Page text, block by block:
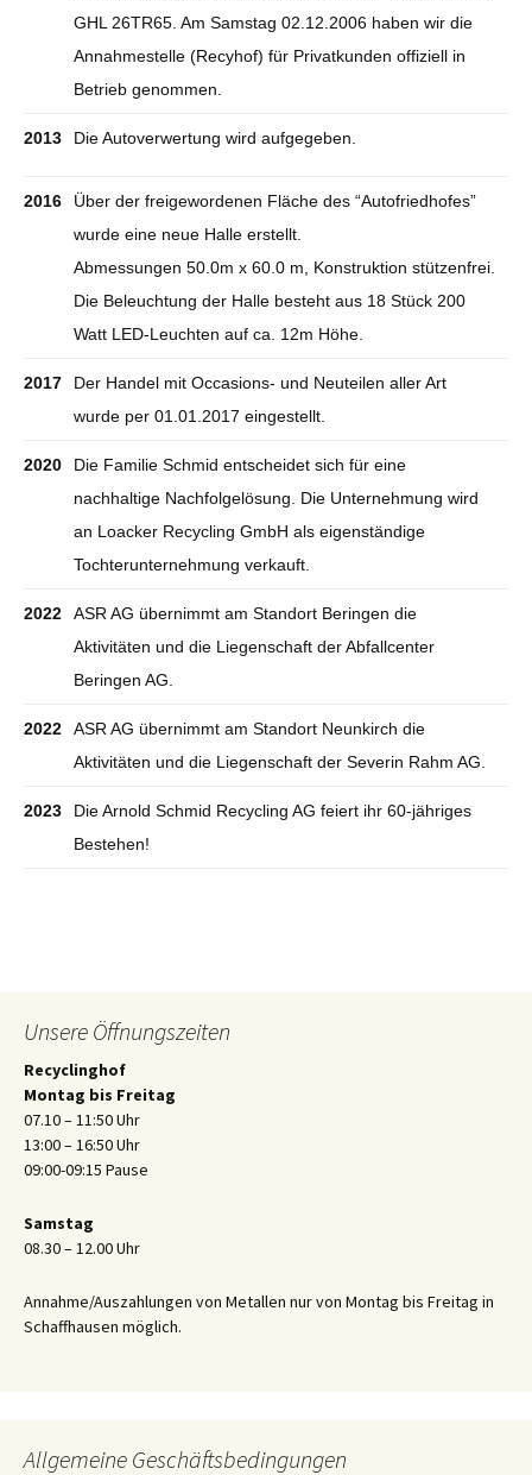
GHL 26TR65. Am Samstag 02.12.2006 haben wir die
Annahmestelle (Recyhof) für Privatkunden offiziell in
Betrieb genommen.
2013 Die Autoverwertung wird aufgegeben.
2016
Über der freigewordenen Fläche des “Autofriedhofes”
wurde eine neue Halle erstellt.
Abmessungen 50.0m x 60.0 m, Konstruktion stützenfrei.
Die Beleuchtung der Halle besteht aus 18 Stück 200
Watt LED-Leuchten auf ca. 12m Höhe.
2017
Der Handel mit Occasions- und Neuteilen aller Art
wurde per 01.01.2017 eingestellt.
2020
Die Familie Schmid entscheidet sich für eine
nachhaltige Nachfolgelösung. Die Unternehmung wird
an Loacker Recycling GmbH als eigenständige
Tochterunternehmung verkauft.
2022
ASR AG übernimmt am Standort Beringen die
Aktivitäten und die Liegenschaft der Abfallcenter
Beringen AG.
2022
ASR AG übernimmt am Standort Neunkirch die
Aktivitäten und die Liegenschaft der Severin Rahm AG.
2023
Die Arnold Schmid Recycling AG feiert ihr 60-jähriges
Bestehen!
Unsere Öffnungszeiten
Recyclinghof
Montag bis Freitag
07.10 – 11:50 Uhr
13:00 – 16:50 Uhr
09:00-09:15 Pause
Samstag
08.30 – 12.00 Uhr
Annahme/Auszahlungen von Metallen nur von Montag bis Freitag in
Schaffhausen möglich.
Allgemeine Geschäftsbedingungen